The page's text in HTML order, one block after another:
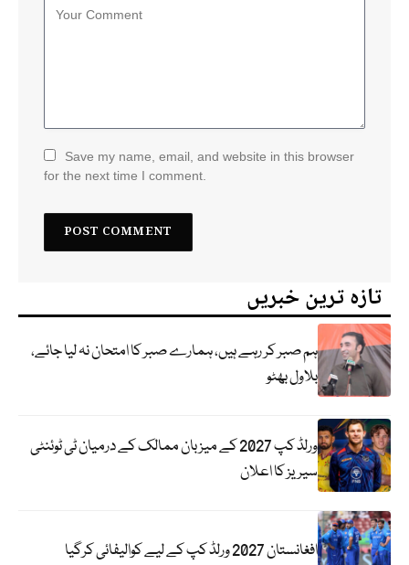
Save my name, email, and website in this browser
for the next time I comment.
تازہ ترین خبریں
ہم صبر کر رہے ہیں، ہمارے صبر کا امتحان نہ لیا جائے،
بلاول بھٹو
ورلڈ کپ 2027 کے میزبان ممالک کے درمیان ٹی ٹوئنٹی
سیریز کا اعلان
افغانستان 2027 ورلڈ کپ کے لیے کوالیفائی کرگیا